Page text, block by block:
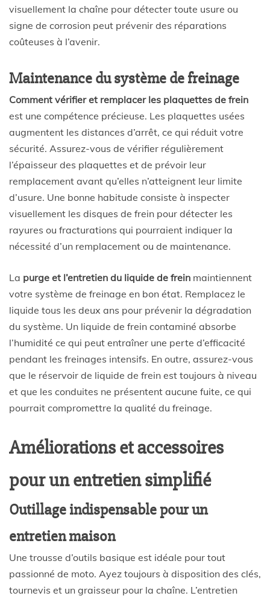
visuellement la chaîne pour détecter toute usure ou
signe de corrosion peut prévenir des réparations
coûteuses à l’avenir.
Maintenance du système de freinage
Comment vérifier et remplacer les plaquettes de frein
est une compétence précieuse. Les plaquettes usées
augmentent les distances d’arrêt, ce qui réduit votre
sécurité. Assurez-vous de vérifier régulièrement
l’épaisseur des plaquettes et de prévoir leur
remplacement avant qu’elles n’atteignent leur limite
d’usure. Une bonne habitude consiste à inspecter
visuellement les disques de frein pour détecter les
rayures ou fracturations qui pourraient indiquer la
nécessité d’un remplacement ou de maintenance.
La purge et l’entretien du liquide de frein maintiennent
votre système de freinage en bon état. Remplacez le
liquide tous les deux ans pour prévenir la dégradation
du système. Un liquide de frein contaminé absorbe
l’humidité ce qui peut entraîner une perte d’efficacité
pendant les freinages intensifs. En outre, assurez-vous
que le réservoir de liquide de frein est toujours à niveau
et que les conduites ne présentent aucune fuite, ce qui
pourrait compromettre la qualité du freinage.
Améliorations et accessoires
pour un entretien simplifié
Outillage indispensable pour un
entretien maison
Une trousse d’outils basique est idéale pour tout
passionné de moto. Ayez toujours à disposition des clés,
tournevis et un graisseur pour la chaîne. L’entretien